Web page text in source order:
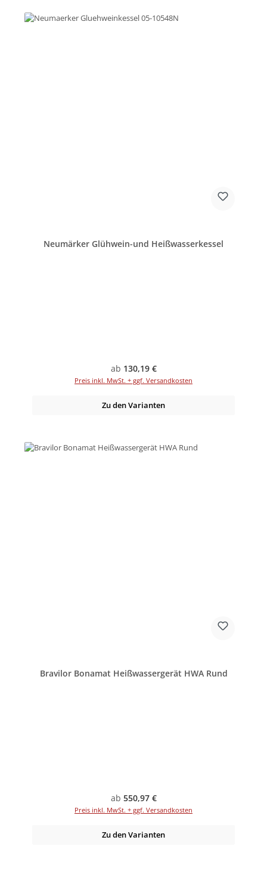
Neumärker Glühwein-und Heißwasserkessel
Regulärer Preis:
ab 130,19 €
Preis inkl. MwSt. + ggf. Versandkosten
Zu den Varianten
Bravilor Bonamat Heißwassergerät HWA Rund
Regulärer Preis:
ab 550,97 €
Preis inkl. MwSt. + ggf. Versandkosten
Zu den Varianten